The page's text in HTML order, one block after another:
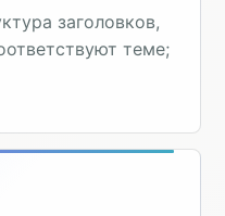
заголовков,
теме;